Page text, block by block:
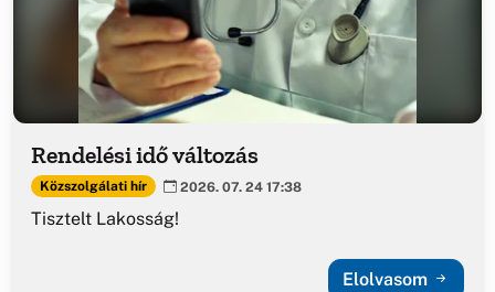
Rendelési idő változás
Közszolgálati hír 2026. 07. 24 17:38
Tisztelt Lakosság!
Elolvasom